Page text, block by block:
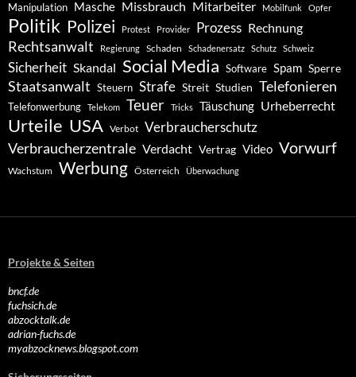
Manipulation Masche Missbrauch Mitarbeiter Mobilfunk Opfer
Politik Polizei Protest Provider Prozess Rechnung
Rechtsanwalt Regierung Schaden Schadenersatz Schutz Schweiz
Sicherheit Skandal Social Media Software Spam Sperre
Staatsanwalt Steuern Strafe Streit Studien Telefonieren
Telefonwerbung Telekom Teuer Tricks Täuschung Urheberrecht
Urteile USA Verbot Verbraucherschutz
Verbraucherzentrale Verdacht Vertrag Video Vorwurf
Wachstum Werbung Österreich Überwachung
Projekte & Seiten
bncf.de
fuchsich.de
abzocktalk.de
adrian-fuchs.de
myabzocknews.blogspot.com